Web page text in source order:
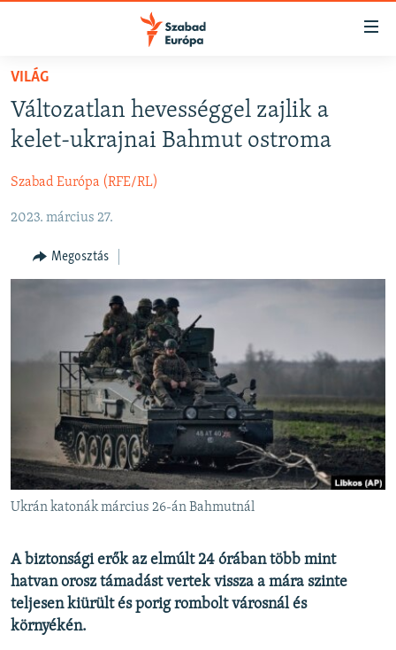
Akadálymentes
Ugrás
oldalra
Ugrás
NAPIRENDEN
AKTUÁLIS
VIDEÓK
ELEMZŐ
NER15
TÁRSADALOM
DEMOKRÁCIA
A PÉNZ NYOMÁBAN
EURÓPAI UNIÓ
KLÍMAVÁLTOZÁS
A MÚLT TANULSÁGAI
KÖVESSEN MINKET!
Valamennyi RFE/RL weboldal
VILÁG
Változatlan hevességgel zajlik a
kelet-ukrajnai Bahmut ostroma
Szabad Európa (RFE/RL)
2023. március 27.
Megosztás
Ukrán katonák március 26-án Bahmutnál
A biztonsági erők az elmúlt 24 órában több mint
hatvan orosz támadást vertek vissza a mára szinte
teljesen kiürült és porig rombolt városnál és
környékén.
FELIRATKOZÁS